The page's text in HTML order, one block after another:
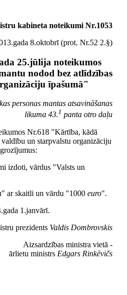
kabineta noteikumi Nr.1053
8.oktobrī (prot. Nr.52 2.§)
25.jūlija noteikumos
nodod bez atlīdzības
īpašumā"
personas mantas atsavināšanas
likuma 43.1 panta otro daļu
Nr.618 "Kārtība, kādā
un starpvalstu organizāciju
izdoti, vārdus "Valsts un
ar skaitli un vārdu "1000 euro".
1.janvārī.
prezidents Valdis Dombrovskis
Aizsardzības ministra vietā -
ārlietu ministrs Edgars Rinkēvičs